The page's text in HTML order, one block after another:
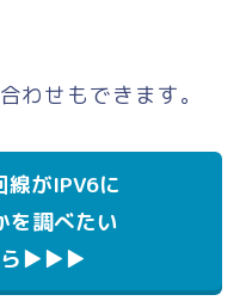
わせもできます。
線がIPV6に
を調べたい
ら▶▶▶